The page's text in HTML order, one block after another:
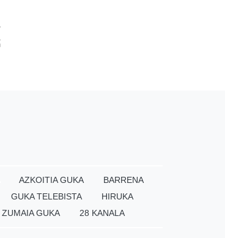
AZKOITIA GUKA
BARRENA
GUKA TELEBISTA
HIRUKA
ZUMAIA GUKA 28 KANALA